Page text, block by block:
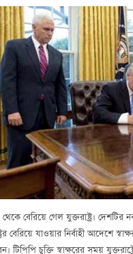
বেরিয়ে গেল যুক্তরাষ্ট্র। দেশটির
বেরিয়ে যাওয়ার নির্বাহী আদেশে
টিপিপি চুক্তি স্বাক্ষরের সময়